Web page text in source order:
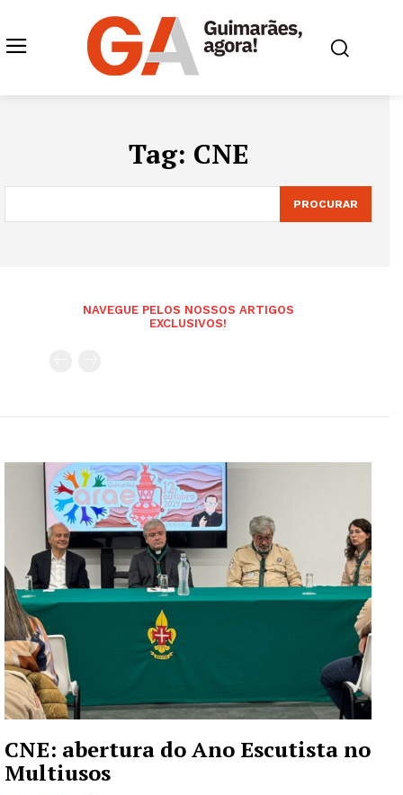
Tag: CNE
PROCURAR
NAVEGUE PELOS NOSSOS ARTIGOS
EXCLUSIVOS!
CNE: abertura do Ano Escutista no
Multiusos